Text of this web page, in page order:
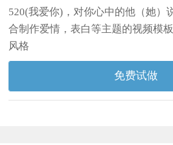
520(我爱你)，对你心中的他（她）
合制作爱情，表白等主题的视频模
风格
免费试做